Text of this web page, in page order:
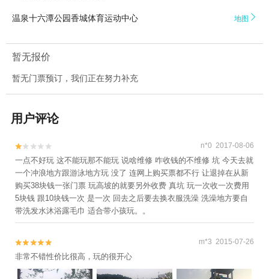
温泉十六潭公园香城体育运动中心 地图 
暂无报价
暂无门票预订，我们正在努力补充
用户评论

 n*0 2017-08-06
一点不好玩 这不能玩那不能玩 说啥维修 咋收钱的不维修 坑 今天去就
一个冲浪地方跟游泳地方玩 没了 连网上购买票都不行 让退掉在从新
购买38块钱一张门票 玩高坡的就要另外收费 真坑 玩一次收一次费用
5块钱 跟10块钱一次 是一次 回去之后要去换衣服洗澡 洗澡地方要自
带洗发水沐浴露毛巾 适合带小孩玩。。

 m*3 2015-07-26
非常不错性价比很高，玩的很开心